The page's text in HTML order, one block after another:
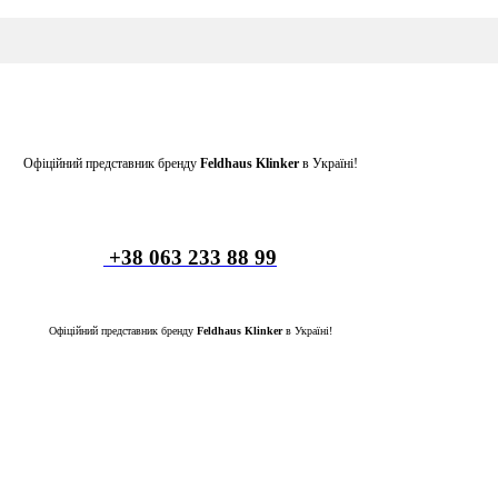
Офіційний представник бренду Feldhaus Klinkerв Україні!
+38 063 233 88 99
Офіційний представник бренду Feldhaus Klinkerв Україні!